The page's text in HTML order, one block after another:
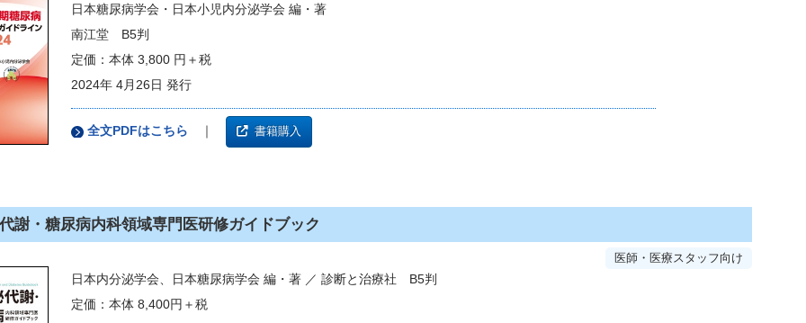
日本糖尿病学会・日本小児内分泌学会 編・著
南江堂 B5判
定価：本体 3,800 円＋税
2024年 4月26日 発行
全文PDFはこちら ｜ 書籍購入
謝・糖尿病内科領域専門医研修ガイドブック
医師・医療スタッフ向け
日本内分泌学会、日本糖尿病学会 編・著 ／ 診断と治療社 B5判
定価：本体 8,400円＋税